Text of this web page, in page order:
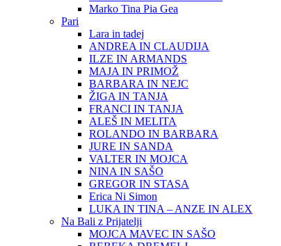
Marko Tina Pia Gea
Pari
Lara in tadej
ANDREA IN CLAUDIJA
ILZE IN ARMANDS
MAJA IN PRIMOŽ
BARBARA IN NEJC
ŽIGA IN TANJA
FRANCI IN TANJA
ALEŠ IN MELITA
ROLANDO IN BARBARA
JURE IN SANDA
VALTER IN MOJCA
NINA IN SAŠO
GREGOR IN STASA
Erica Ni Simon
LUKA IN TINA – ANZE IN ALEX
Na Bali z Prijatelji
MOJCA MAVEC IN SAŠO